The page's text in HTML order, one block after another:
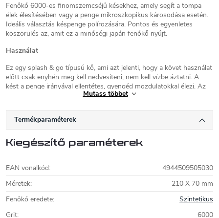
Fenőkő 6000-es finomszemcséjű késekhez, amely segít a tompa
élek élesítésében vagy a penge mikroszkopikus károsodása esetén.
Ideális választás késpenge polírozására. Pontos és egyenletes
köszörülés az, amit ez a minőségi japán fenőkő nyújt.
Használat
Ez egy splash & go típusú kő, ami azt jelenti, hogy a követ használat
előtt csak enyhén meg kell nedvesíteni, nem kell vízbe áztatni. A
kést a penge irányával ellentétes, gyengéd mozdulatokkal élezi. Az
élezéshez mindkét oldalról elegendő néhány ütés. A gyártó azt
Karbantartás
Javasoljuk a mosást langyos vízben, normál mosószer
Shapton fenőkövek
Késélező kövek világhírű gyártója Japánból. Az 1983-ban alapított
Shapton a kerámia élezőkövek és a kések élezéséhez szükséges
különféle kiegészítők gyártására és fejlesztésére összpontosít. A
Mutass többet
Termékparaméterek
Kiegészítő paraméterek
EAN vonalkód:
4944509505030
Méretek:
210 X 70 mm
Fenőkő eredete:
Szintetikus
Grit:
6000